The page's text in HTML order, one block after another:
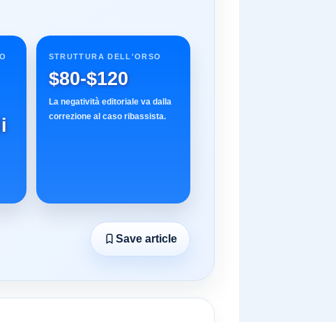
STRUTTURA DELL'ORSO
$80-$120
La negatività editoriale va dalla
correzione al caso ribassista.
Save article